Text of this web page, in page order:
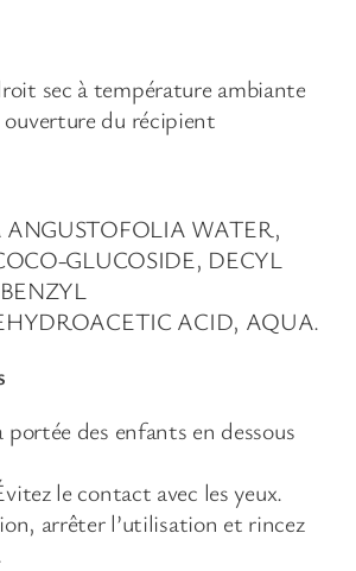
sec à température ambiante
du récipient
WATER,
GLUCOSIDE, DECYL
ACID, AQUA.
des enfants en dessous
le contact avec les yeux.
arrêter l’utilisation et rincez